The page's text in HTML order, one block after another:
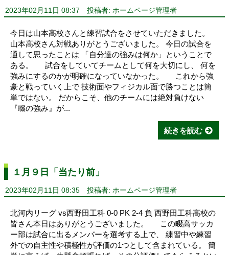
2023年02月11日 08:37 投稿者: ホームページ管理者
今日は山本高校さんと練習試合をさせていただきました。
山本高校さん対戦ありがとうございました。 今日の試合を
通して思ったことは 「自分達の強みは何か」ということで
ある。 試合をしていてチームとして何を大切にし、 何を
強みにするのかが明確になっていなかった。 これから強
豪と戦っていく上で 技術面やフィジカル面で勝つことは簡
単ではない。 だからこそ、他のチームには絶対負けない
『畷の強み』が...
続きを読む
１月９日「当たり前」
2023年02月11日 08:35 投稿者: ホームページ管理者
北河内リーグ vs西野田工科 0-0 PK 2-4 負 西野田工科高校の
皆さん本日はありがとうございました。 この畷高サッカ
ー部は試合に出るメンバーを選考する上で、 練習中や練習
外での自主性や積極性が評価の1つとして含まれている。 簡